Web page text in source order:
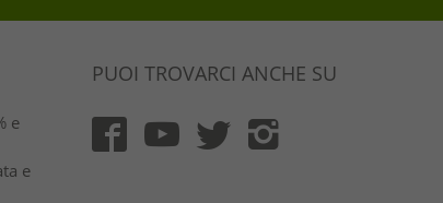
e
e
PUOI TROVARCI ANCHE SU